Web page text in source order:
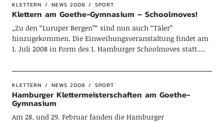
KLETTERN NEWS 2008 SPORT
Klettern am Goethe-Gymnasium – Schoolmoves!
„Zu den “Luruper Bergen”“ sind nun auch “Täler”
hinzugekommen. Die Einweihungsveranstaltung findet am
1. Juli 2008 in Form des 1. Hamburger Schoolmoves statt.…
KLETTERN NEWS 2008 SPORT
Hamburger Klettermeisterschaften am Goethe-
Gymnasium
Am 28. und 29. Februar fanden die Hamburger